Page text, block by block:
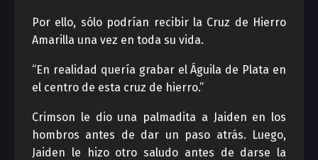
Por ello, sólo podrían recibir la Cruz de Hierro
Amarilla una vez en toda su vida.
“En realidad quería grabar el Águila de Plata en
el centro de esta cruz de hierro.”
Crimson le dio una palmadita a Jaiden en los
hombros antes de dar un paso atrás. Luego,
Jaiden le hizo otro saludo antes de darse la